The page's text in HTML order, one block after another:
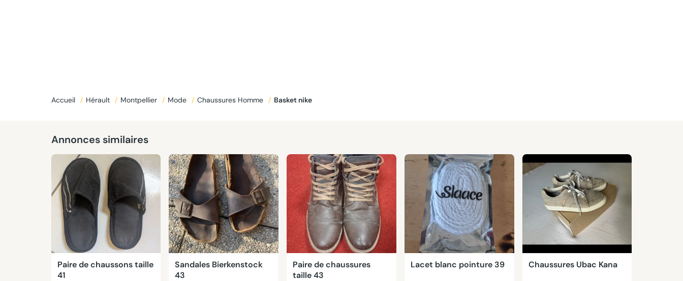
Accueil / Hérault / Montpellier / Mode / Chaussures Homme / Basket nike
Annonces similaires
Paire de chaussons taille
41
Sandales Bierkenstock
43
Paire de chaussures
taille 43
Lacet blanc pointure 39 Chaussures Ubac Kana